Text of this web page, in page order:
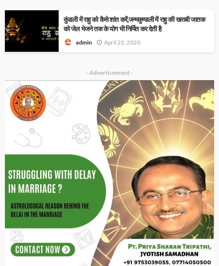
कुंडली में राहु को कैसे शांत करें,जन्मकुण्डली में राहु की खराबी जातक
को जेल भेजने तक के योग भी निर्मित कर देती है
admin April 23, 2020
- Advertisement -